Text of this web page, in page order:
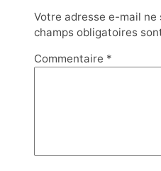
Votre adresse e-mail ne
champs obligatoires
Commentaire *